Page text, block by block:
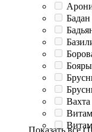
Бадан
Вахта
Показать все